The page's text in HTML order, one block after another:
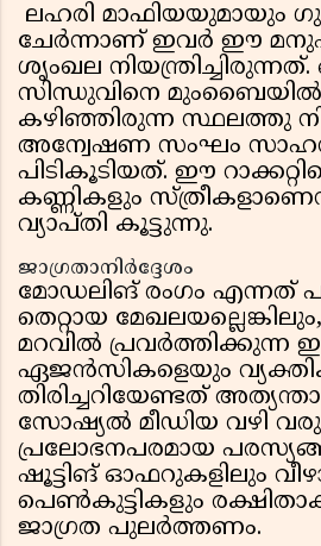
ലഹരി മാഫിയയുമായും
ചേർന്നാണ് ഇവർ ഈ
ശൃംഖല നിയന്ത്രിച്ചിരുന്നത്.
സിന്ധുവിനെ മുംബൈയിൽ
കഴിഞ്ഞിരുന്ന സ്ഥലത്തു
അന്വേഷണ സംഘം
പിടികൂടിയത്. ഈ
കണ്ണികളും
വ്യാപ്തി കൂട്ടുന്നു.
ജാഗ്രതാനിർദ്ദേശം
മോഡലിങ് രംഗം എന്നത്
തെറ്റായ
മറവിൽ പ്രവർത്തിക്കുന്ന
ഏജൻസികളെയും
തിരിച്ചറിയേണ്ടത്
സോഷ്യൽ മീഡിയ വഴി
പ്രലോഭനപരമായ
ഷൂട്ടിങ് ഓഫറുകളിലും
പെൺകുട്ടികളും
ജാഗ്രത പുലർത്തണം.